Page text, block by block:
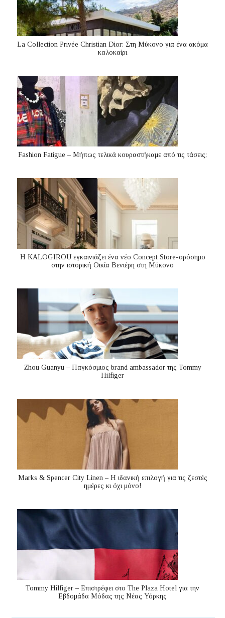
La Collection Privée Christian Dior: Στη Μύκονο για ένα ακόμα
καλοκαίρι
Fashion Fatigue – Μήπως τελικά κουραστήκαμε από τις τάσεις;
Η KALOGIROU εγκαινιάζει ένα νέο Concept Store-ορόσημο
στην ιστορική Οικία Βενιέρη στη Μύκονο
Zhou Guanyu – Παγκόσμιος brand ambassador της Tommy
Hilfiger
Marks & Spencer City Linen – Η ιδανική επιλογή για τις ζεστές
ημέρες κι όχι μόνο!
Tommy Hilfiger – Επιστρέφει στο The Plaza Hotel για την
Εβδομάδα Μόδας της Νέας Υόρκης